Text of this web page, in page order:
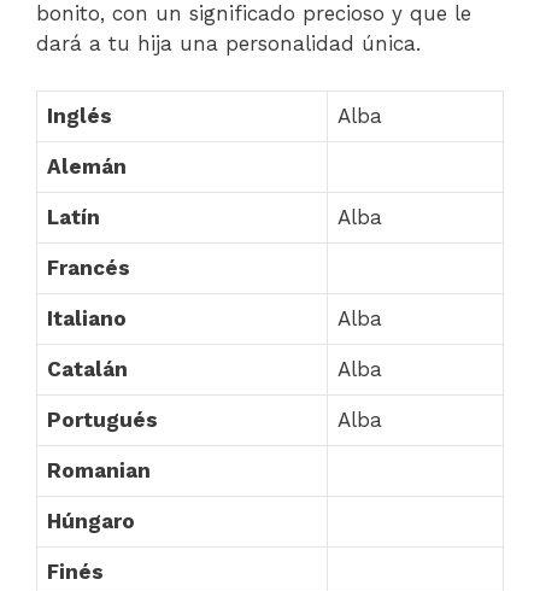
bonito, con un significado precioso y que le
dará a tu hija una personalidad única.
Inglés Alba
Alemán
Latín Alba
Francés
Italiano Alba
Catalán Alba
Portugués Alba
Romanian
Húngaro
Finés